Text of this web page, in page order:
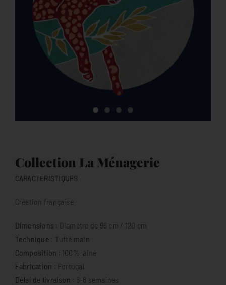
Collection La Ménagerie
CARACTÉRISTIQUES
Création française
Dimensions : Diamètre de 95 cm / 120 cm
Technique : Tufté main
Composition : 100% laine
Fabrication : Portugal
Délai de livraison : 6-8 semaines